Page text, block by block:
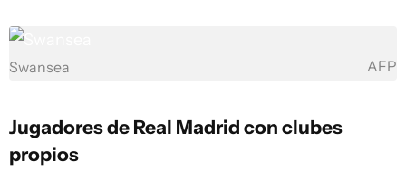
Swansea AFP
Jugadores de Real Madrid con clubes
propios